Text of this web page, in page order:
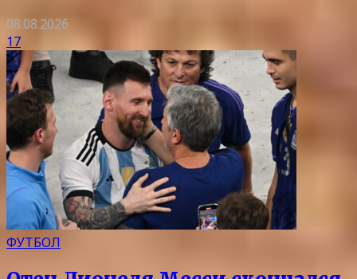
08.08.2026
17
ФУТБОЛ